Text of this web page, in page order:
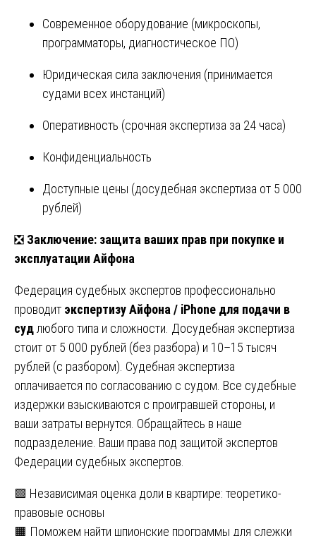
Современное оборудование (микроскопы,
программаторы, диагностическое ПО)
Юридическая сила заключения (принимается
судами всех инстанций)
Оперативность (срочная экспертиза за 24 часа)
Конфиденциальность
Доступные цены (досудебная экспертиза от 5 000
рублей)
❎ Заключение: защита ваших прав при покупке и
эксплуатации Айфона
Федерация судебных экспертов профессионально
проводит экспертизу Айфона / iPhone для подачи в
суд любого типа и сложности. Досудебная экспертиза
стоит от 5 000 рублей (без разбора) и 10–15 тысяч
рублей (с разбором). Судебная экспертиза
оплачивается по согласованию с судом. Все судебные
издержки взыскиваются с проигравшей стороны, и
ваши затраты вернутся. Обращайтесь в наше
подразделение. Ваши права под защитой экспертов
Федерации судебных экспертов.
Навигация
по
🟩 Независимая оценка доли в квартире: теоретико-
правовые основы
🟧 Поможем найти шпионские программы для слежки